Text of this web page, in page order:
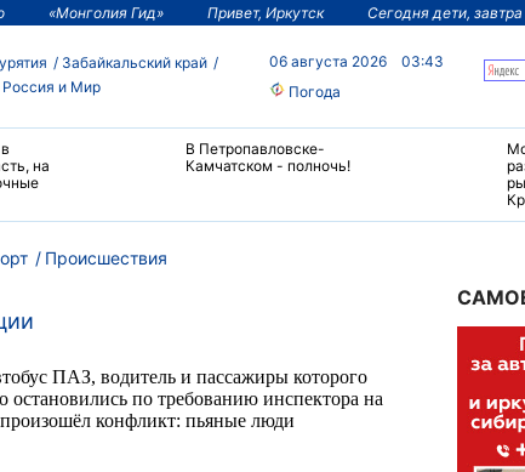
«Монголия Гид» Привет, Иркутск Сегодня дети,
Забайкальский край
Россия и Мир
06 августа 2026
03:43
Погода
на
В Петропавловске-
Камчатском - полночь!
Происшествия
ПАЗ, водитель и пассажиры которого
остановились по требованию инспектора на
конфликт: пьяные люди